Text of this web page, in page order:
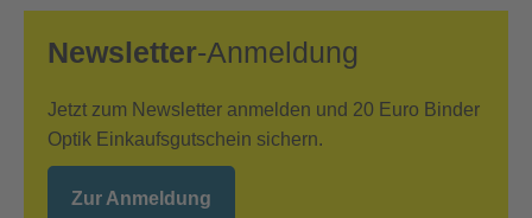
Newsletter-Anmeldung
Jetzt zum Newsletter anmelden und 20 Euro Binder
Optik Einkaufsgutschein sichern.
Zur Anmeldung